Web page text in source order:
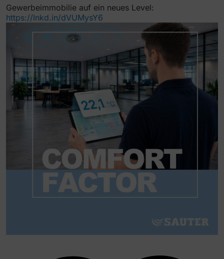
Gewerbeimmobilie auf ein neues Level:
https://lnkd.in/dVUMysY6